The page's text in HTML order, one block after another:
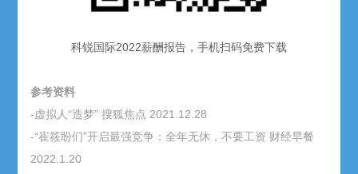
科锐国际2022薪酬报告 ，手机扫码免费下载
参考资料
-虚拟人“造梦” 搜狐焦点 2021.12.28
-“崔筱盼们”开启最强竞争：全年无休，不要工资 财经早餐
2022.1.20